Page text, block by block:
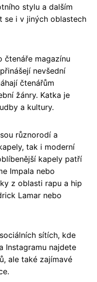
stylu a dalším
se i v jiných oblastech
čtenáře magazínu
nevšední
čtenářům
žánry. Katka je
a kultury.
různorodí a
tak i moderní
kapely patří
Impala nebo
z oblasti rapu a hip
Lamar nebo
sítích, kde
Instagramu najdete
ale také zajímavé